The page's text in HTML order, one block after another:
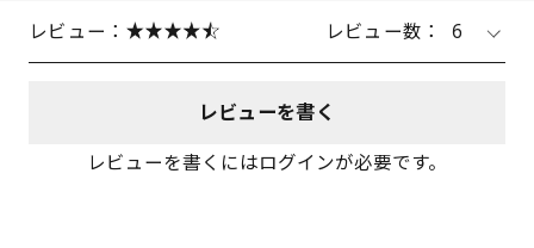
レビュー： レビュー数： 6
レビューを書く
レビューを書くにはログインが必要です。